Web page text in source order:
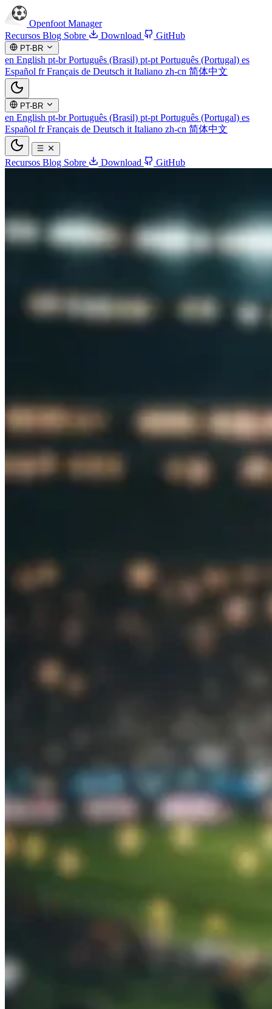
Openfoot Manager
Recursos Blog Sobre Download GitHub
PT-BR
en English pt-brPortuguês (Brasil) pt-pt Português (Portugal) es
Español frFrançais de Deutsch it Italiano zh-cn 简体中文
PT-BR
en English pt-brPortuguês (Brasil) pt-pt Português (Portugal) es
Español frFrançais de Deutsch it Italiano zh-cn 简体中文
Recursos Blog Sobre Download GitHub